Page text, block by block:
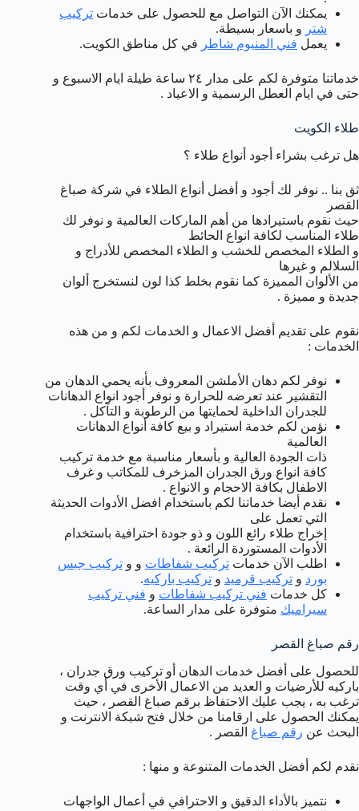
يمكنك الآن التواصل مع للحصول على خدمات تركيب
شتر و باسعار بسيطة.
يعمل فني المنيوم شاطر في كل مناطق الكويت.
خدماتنا متوفرة لكم على مدار ٢٤ ساعة طيلة ايام الاسبوع و
حتى في ايام العطل الرسمية و الاعياد .
طلاء الكويت
هل ترغب بشراء أجود أنواع طلاء ؟
ثق بنا .. نوفر لك أجود و أفضل أنواع الطلاء في شركة صباغ
القصر
حيث نقوم باستيرادها من أهم الماركات العالمية و نوفر لك
طلاء المناسب لكافة انواع الحائط
و الطلاء المخصص للخشب و الطلاء المخصص للأدراج و
السلالم و غيرها
من الألوان المميزة كما نقوم بخلط كذا لون لنستخرج ألوان
جديدة و مميزة .
نقوم على تقديم أفضل الاعمال و الخدمات لكم و من هذه
الخدمات :
نوفر لكم دهان الأملشن المعروف بأنه يحمي الدهان من
التقشير عند تعرضه للحرارة و نوفر أجود انواع الدهانات
للجدران الداخلية لحمايتها من الرطوبة و التآكل .
نؤمن لكم خدمة استيراد و بيع كافة أنواع الدهانات
العالمية
ذات الجودة العالية و بأسعار مناسبة مع خدمة تركيب
كافة انواع ورق الجدران المزخرف للمكاتب و غرف
الاطفال بكافة الاحجام و الانواع .
نقدم أيضا خدماتنا لكم باستخدام افضل الأدوات الحديثة
التي تعمل على
إخراج طلاء رائع اللون و ذو جودة احترافية باستخدام
الأدوات المستوردة الرائعة .
اطلب الآن خدمات تركيب شفاطات و و تركيب جبس
بورد و تركيب قرميد و تركيب باركيه.
كل خدمات فني تركيب شفاطات و فني تركيب
سيراميك متوفرة على مدار الساعة.
رقم صباغ القصر
للحصول على أفضل خدمات الدهان أو تركيب ورق جدران ،
باركيه للأرضيات و العديد من الاعمال الأخرى في أي وقت
ترغب به ، يجب عليك الاحتفاظ برقم صباغ القصر ، حيث
يمكنك الحصول على ارقامنا من خلال فتح شبكة الانترنت و
البحث عن رقم صباغ القصر .
نقدم لكم أفضل الخدمات المتنوعة و منها :
نتميز بالأداء الدقيق و الاحترافي في أعمال الواجهات